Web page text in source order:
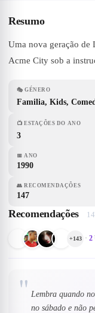
Resumo
Uma nova geração de
Acme City sob a
🎭 GÉNERO
Familia, Kids,
📺 ESTAÇÕES DO ANO
3
📅 ANO
1990
👥 RECOMENDAÇÕES
147
Recomendações
+143 · 2
" Lembra quando
no sábado e não